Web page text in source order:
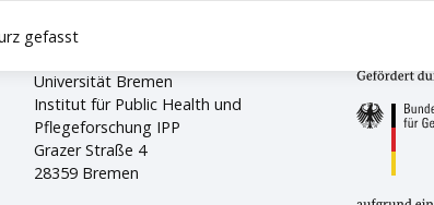
gefasst
Universität Bremen
Institut für Public Health und
Pflegeforschung IPP
Grazer Straße 4
28359 Bremen